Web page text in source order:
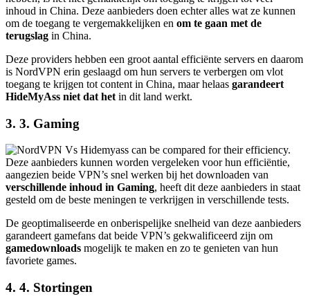
inhoud in China. Deze aanbieders doen echter alles wat ze kunnen
om de toegang te vergemakkelijken en om te gaan met de
terugslag in China.
Deze providers hebben een groot aantal efficiënte servers en daarom
is NordVPN erin geslaagd om hun servers te verbergen om vlot
toegang te krijgen tot content in China, maar helaas garandeert
HideMyAss niet dat het in dit land werkt.
3. 3. Gaming
Deze aanbieders kunnen worden vergeleken voor hun efficiëntie,
aangezien beide VPN’s snel werken bij het downloaden van
verschillende inhoud in Gaming, heeft dit deze aanbieders in staat
gesteld om de beste meningen te verkrijgen in verschillende tests.
De geoptimaliseerde en onberispelijke snelheid van deze aanbieders
garandeert gamefans dat beide VPN’s gekwalificeerd zijn om
gamedownloads mogelijk te maken en zo te genieten van hun
favoriete games.
4. 4. Stortingen